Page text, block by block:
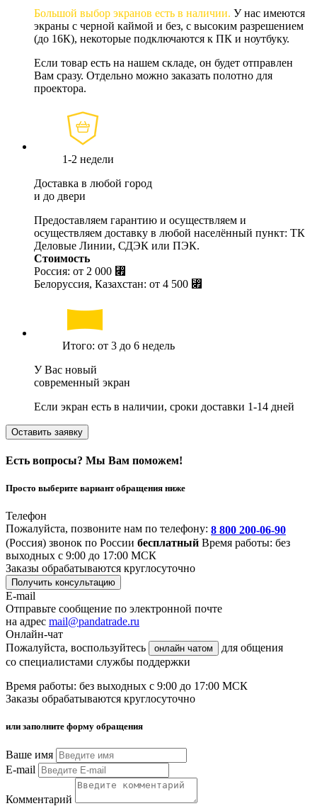
Большой выбор экранов есть в наличии. У нас имеются
экраны с черной каймой и без, с высоким разрешением
(до 16К), некоторые подключаются к ПК и ноутбуку.
Если товар есть на нашем складе, он будет отправлен
Вам сразу. Отдельно можно заказать полотно для
проектора.
1-2 недели
Доставка в любой город
и до двери
Предоставляем гарантию и осуществляем и
осуществляем доставку в любой населённый пункт: ТК
Деловые Линии, СДЭК или ПЭК.
Стоимость
Россия: от 2 000 ⃏
Белоруссия, Казахстан: от 4 500 ⃏
Итого: от 3 до 6 недель
У Вас новый
современный экран
Если экран есть в наличии, сроки доставки 1-14 дней
Оставить заявку
Есть вопросы? Мы Вам поможем!
Просто выберите вариант обращения ниже
Телефон
Пожалуйста, позвоните нам по телефону: 8 800 200-06-90
(Россия) звонок по России бесплатный Время работы: без
выходных с 9:00 до 17:00 МСК
Заказы обрабатываются круглосуточно
Получить консультацию
E-mail
Отправьте сообщение по электронной почте
на адрес mail@pandatrade.ru
Онлайн-чат
Пожалуйста, воспользуйтесь
онлайн чатом
для общения
со специалистами службы поддержки
Время работы: без выходных с 9:00 до 17:00 МСК
Заказы обрабатываются круглосуточно
или заполните форму обращения
Ваше имя
E-mail
Комментарий